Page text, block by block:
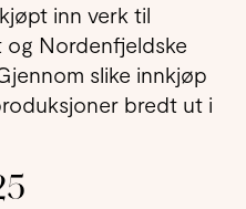
inn verk til
og Nordenfjeldske
slike innkjøp
bredt ut i